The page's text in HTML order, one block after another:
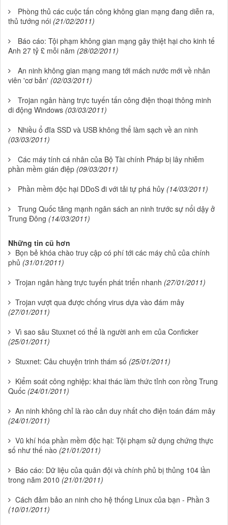
Phòng thủ các cuộc tấn công không gian mạng đang diễn ra,
thủ tướng nói (21/02/2011)
Báo cáo: Tội phạm không gian mạng gây thiệt hại cho kinh tế
Anh 27 tỷ £ mỗi năm (28/02/2011)
An ninh không gian mạng mang tới mách nước mới về nhân
viên 'cơ bản' (02/03/2011)
Trojan ngân hàng trực tuyến tấn công điện thoại thông minh
di động Windows (03/03/2011)
Nhiều ổ đĩa SSD và USB không thể làm sạch về an ninh
(03/03/2011)
Các máy tính cá nhân của Bộ Tài chính Pháp bị lây nhiễm
phần mềm gián điệp (09/03/2011)
Phần mềm độc hại DDoS đi với tải tự phá hủy (14/03/2011)
Trung Quốc tăng mạnh ngân sách an ninh trước sự nổi dậy ở
Trung Đông (14/03/2011)
Những tin cũ hơn
Bọn bẻ khóa chào truy cập có phí tới các máy chủ của chính
phủ (31/01/2011)
Trojan ngân hàng trực tuyến phát triển nhanh (27/01/2011)
Trojan vượt qua được chống virus dựa vào đám mây
(27/01/2011)
Vì sao sâu Stuxnet có thể là người anh em của Conficker
(25/01/2011)
Stuxnet: Câu chuyện trinh thám số (25/01/2011)
Kiểm soát công nghiệp: khai thác làm thức tỉnh con rồng Trung
Quốc (24/01/2011)
An ninh không chỉ là rào cản duy nhất cho điện toán đám mây
(24/01/2011)
Vũ khí hóa phần mềm độc hại: Tội phạm sử dụng chứng thực
số như thế nào (21/01/2011)
Báo cáo: Dữ liệu của quân đội và chính phủ bị thủng 104 lần
trong năm 2010 (21/01/2011)
Cách đảm bảo an ninh cho hệ thống Linux của bạn - Phần 3
(10/01/2011)